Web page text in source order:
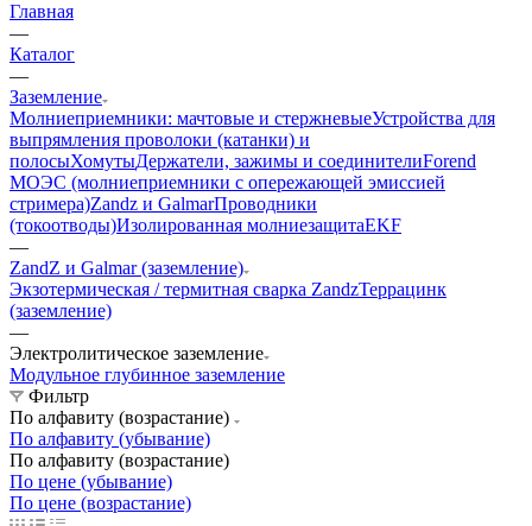
Главная
—
Каталог
—
Заземление
Молниеприемники: мачтовые и стержневыеУстройства для
выпрямления проволоки (катанки) и
полосыХомутыДержатели, зажимы и соединителиForend
МОЭС (молниеприемники с опережающей эмиссией
стримера)Zandz и GalmarПроводники
(токоотводы)Изолированная молниезащитаEKF
—
ZandZ и Galmar (заземление)
Экзотермическая / термитная сварка ZandzТеррацинк
(заземление)
—
Электролитическое заземление
Модульное глубинное заземление
Фильтр
По алфавиту (возрастание)
По алфавиту (убывание)
По алфавиту (возрастание)
По цене (убывание)
По цене (возрастание)